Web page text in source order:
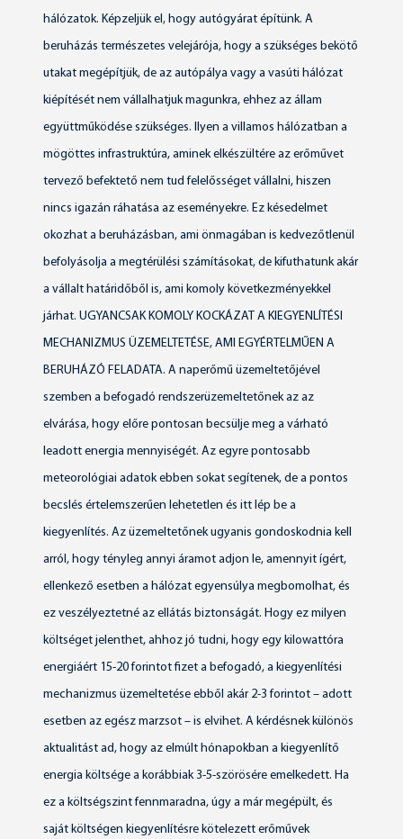
hálózatok. Képzeljük el, hogy autógyárat építünk. A
beruházás természetes velejárója, hogy a szükséges bekötő
utakat megépítjük, de az autópálya vagy a vasúti hálózat
kiépítését nem vállalhatjuk magunkra, ehhez az állam
együttműködése szükséges. Ilyen a villamos hálózatban a
mögöttes infrastruktúra, aminek elkészültére az erőművet
tervező befektető nem tud felelősséget vállalni, hiszen
nincs igazán ráhatása az eseményekre. Ez késedelmet
okozhat a beruházásban, ami önmagában is kedvezőtlenül
befolyásolja a megtérülési számításokat, de kifuthatunk akár
a vállalt határidőből is, ami komoly következményekkel
járhat. UGYANCSAK KOMOLY KOCKÁZAT A KIEGYENLÍTÉSI
MECHANIZMUS ÜZEMELTETÉSE, AMI EGYÉRTELMŰEN A
BERUHÁZÓ FELADATA. A naperőmű üzemeltetőjével
szemben a befogadó rendszerüzemeltetőnek az az
elvárása, hogy előre pontosan becsülje meg a várható
leadott energia mennyiségét. Az egyre pontosabb
meteorológiai adatok ebben sokat segítenek, de a pontos
becslés értelemszerűen lehetetlen és itt lép be a
kiegyenlítés. Az üzemeltetőnek ugyanis gondoskodnia kell
arról, hogy tényleg annyi áramot adjon le, amennyit ígért,
ellenkező esetben a hálózat egyensúlya megbomolhat, és
ez veszélyeztetné az ellátás biztonságát. Hogy ez milyen
költséget jelenthet, ahhoz jó tudni, hogy egy kilowattóra
energiáért 15-20 forintot fizet a befogadó, a kiegyenlítési
mechanizmus üzemeltetése ebből akár 2-3 forintot – adott
esetben az egész marzsot – is elvihet. A kérdésnek különös
aktualitást ad, hogy az elmúlt hónapokban a kiegyenlítő
energia költsége a korábbiak 3-5-szörösére emelkedett. Ha
ez a költségszint fennmaradna, úgy a már megépült, és
saját költségen kiegyenlítésre kötelezett erőművek